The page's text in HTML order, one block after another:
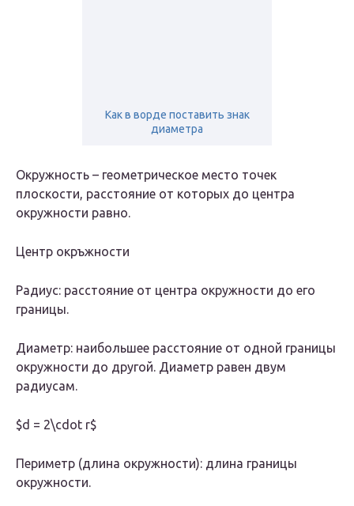
Как в ворде поставить знак
диаметра
Окружность – геометрическое место точек
плоскости, расстояние от которых до центра
окружности равно.
Центр окръжности
Радиус: расстояние от центра окружности до его
границы.
Диаметр: наибольшее расстояние от одной границы
окружности до другой. Диаметр равен двум
радиусам.
$d = 2\cdot r$
Периметр (длина окружности): длина границы
окружности.